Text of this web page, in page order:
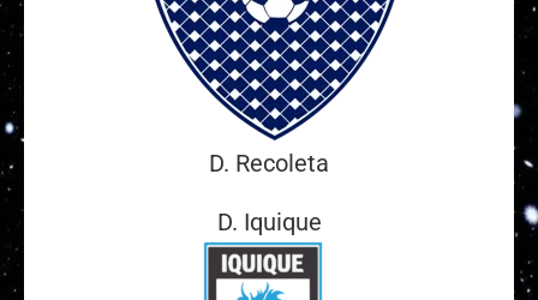
D. Recoleta
D. Iquique